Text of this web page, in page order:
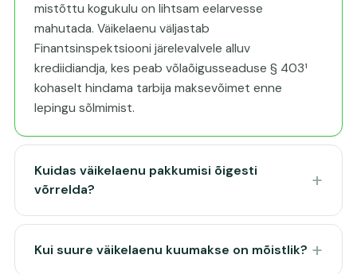
mistõttu kogukulu on lihtsam eelarvesse
mahutada. Väikelaenu väljastab
Finantsinspektsiooni järelevalvele alluv
krediidiandja, kes peab võlaõigusseaduse § 403¹
kohaselt hindama tarbija maksevõimet enne
lepingu sõlmimist.
Kuidas väikelaenu pakkumisi õigesti
võrrelda?
Kui suure väikelaenu kuumakse on mõistlik?